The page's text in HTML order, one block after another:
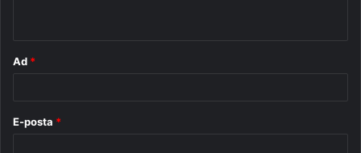
Ad *
E-posta *